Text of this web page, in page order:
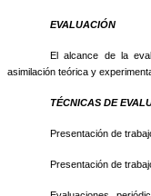
EVALUACIÓN
El alcance de la
asimilación teórica y
TÉCNICAS DE
Presentación de
Presentación de